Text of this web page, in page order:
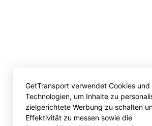
GetTransport verwendet Cookies und
Technologien, um Inhalte zu
zielgerichtete Werbung zu schalten
Effektivität zu messen sowie die